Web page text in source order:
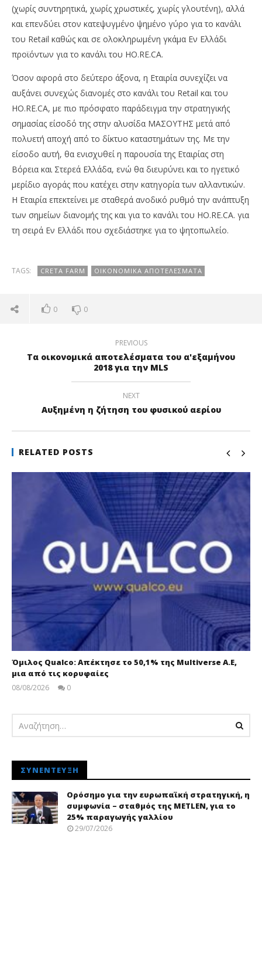
(χωρίς συντηρητικά, χωρίς χρωστικές, χωρίς γλουτένη), αλλά
και επενδύει στον κατεψυγμένο ψημένο γύρο για το κανάλι
του Retail καθώς και σε ολοκληρωμένη γκάμα Εν Ελλάδι
προϊόντων για το κανάλι του HO.RE.CA.
Όσον αφορά στο δεύτερο άξονα, η Εταιρία συνεχίζει να
αυξάνει συνεχώς διανομές στο κανάλι του Retail και του
HO.RE.CA, με πιο πρόσφατο παράδειγμα την στρατηγικής
σημασίας είσοδό της στην αλυσίδα ΜΑΣΟΥΤΗΣ μετά από
πολυετή αποχή από το δίκτυο καταστημάτων της. Με την
είσοδο αυτή, θα ενισχυθεί η παρουσία της Εταιρίας στη
Βόρεια και Στερεά Ελλάδα, ενώ θα διευρύνει και το ηγετικό
μερίδιο αγοράς που κατέχει στην κατηγορία των αλλαντικών.
Η Eταιρία επεκτείνει με σταθερά ανοδικό ρυθμό την ανάπτυξη
των σημείων διανομής της και για το κανάλι του ΗΟ.RE.CA. για
τη σειρά Εν Ελλάδι που σχεδιάστηκε για το ψητοπωλείο.
TAGS: CRETA FARM ΟΙΚΟΝΟΜΙΚΆ ΑΠΟΤΕΛΈΣΜΑΤΑ
0 0
PREVIOUS
Τα οικονομικά αποτελέσματα του α'εξαμήνου
2018 για την MLS
NEXT
Αυξημένη η ζήτηση του φυσικού αερίου
RELATED POSTS
Όμιλος Qualco: Απέκτησε το 50,1% της Multiverse A.E,
μια από τις κορυφαίες
08/08/2026
0
ΣΥΝΈΝΤΕΥΞΗ
Ορόσημο για την ευρωπαϊκή στρατηγική, η
συμφωνία – σταθμός της METLEN, για το
25% παραγωγής γαλλίου
29/07/2026